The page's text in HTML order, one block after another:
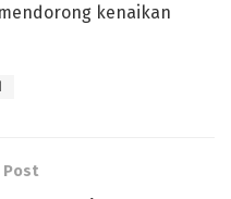
kenaikan
Post